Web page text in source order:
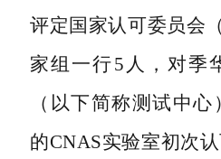
评定国家认可委员会
家组一行5人，对季
（以下简称测试中
的CNAS实验室初次